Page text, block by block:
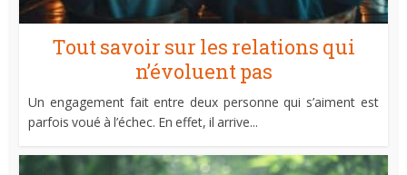
Tout savoir sur les relations qui
n’évoluent pas
Un engagement fait entre deux personne qui s’aiment est
parfois voué à l’échec. En effet, il arrive...